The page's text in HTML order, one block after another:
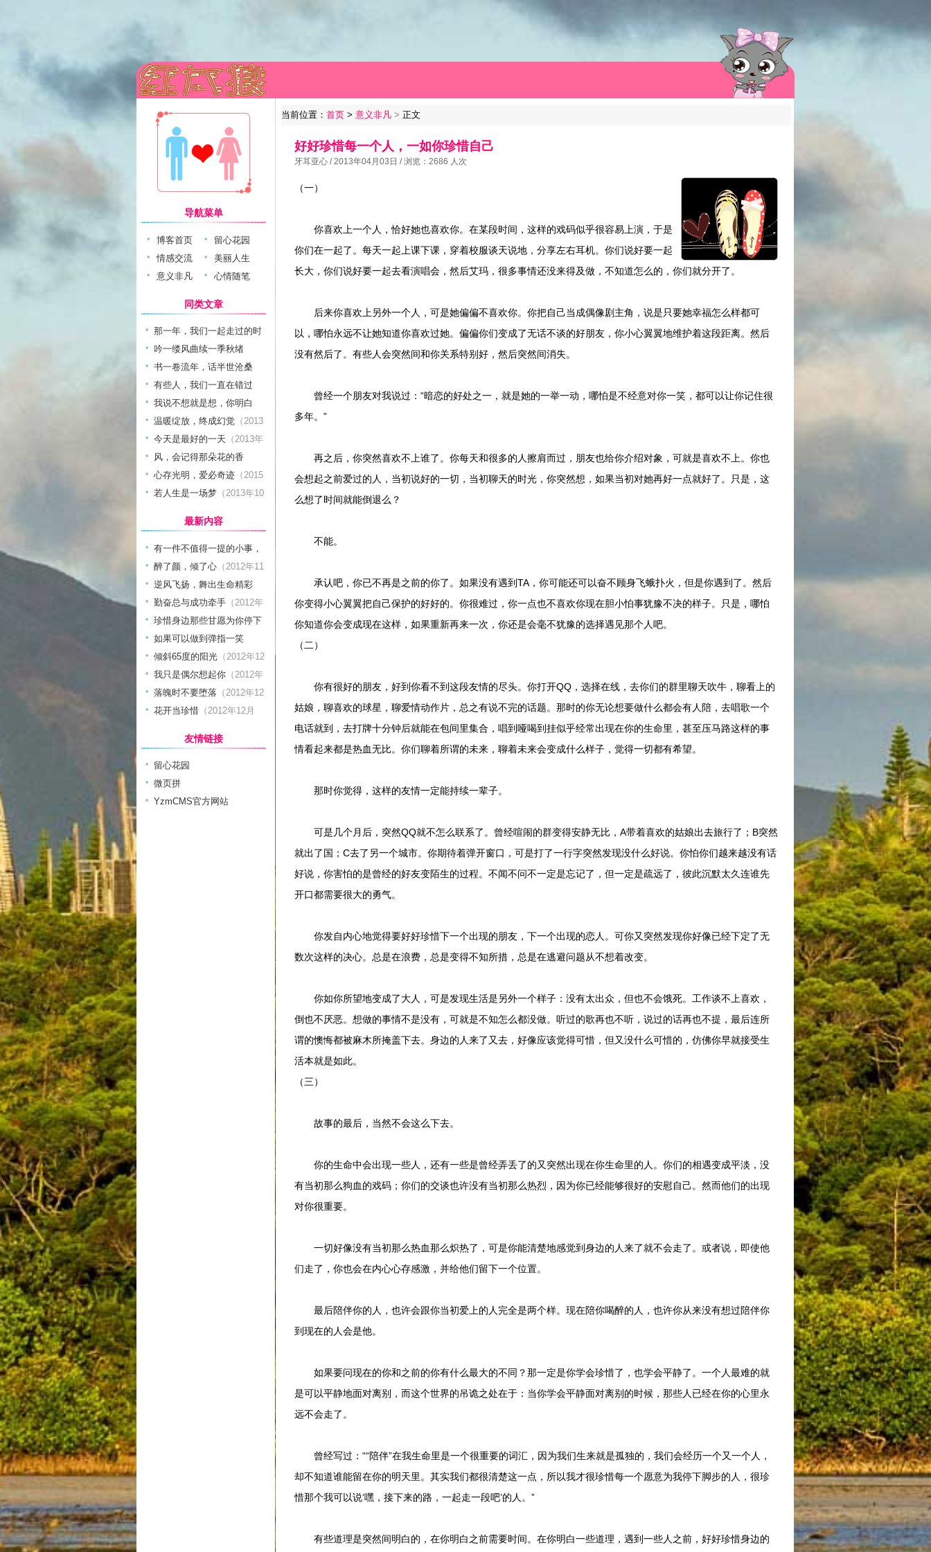
导航菜单
博客首页
留心花园
情感交流
美丽人生
意义非凡
心情随笔
同类文章
那一年，我们一起走过的时
光（2013年03月日）
吟一缕风曲续一季秋绪
（2014年11月日）
书一卷流年，话半世沧桑
（2014年11月日）
有些人，我们一直在错过
（2014年11月日）
我说不想就是想，你明白
吗？（2014年01月日）
温暖绽放，终成幻觉 （2013
年03月日）
今天是最好的一天 （2013年
03月日）
风，会记得那朵花的香
（2014年06月日）
心存光明，爱必奇迹 （2015
年10月日）
若人生是一场梦 （2013年10
最新内容
有一件不值得一提的小事，
叫做爱情 （2012年11月日）
醉了颜，倾了心 （2012年11
月日）
逆风飞扬，舞出生命精彩
（2012年11月日）
勤奋总与成功牵手 （2012年
11月日）
珍惜身边那些甘愿为你停下
脚步的人（2012年11月日）
如果可以做到弹指一笑
（2012年11月日）
倾斜65度的阳光 （2012年12
月日）
我只是偶尔想起你 （2012年
12月日）
落魄时不要堕落 （2012年12
月日）
花开当珍惜 （2012年12月
友情链接
留心花园
微页拼
YzmCMS官方网站
当前位置： 首页 > 意义非凡 > 正文
好好珍惜每一个人，一如你珍惜自己
牙耳亚心 / 2013年04月03日 / 浏览：2686 人次
（一）
你喜欢上一个人，恰好她也喜欢你。在某段时间，这样的戏码似乎很容易上演，于是
你们在一起了。每天一起上课下课，穿着校服谈天说地，分享左右耳机。你们说好要一起
长大，你们说好要一起去看演唱会，然后艾玛，很多事情还没来得及做，不知道怎么的，你们就分开了。
后来你喜欢上另外一个人，可是她偏偏不喜欢你。你把自己当成偶像剧主角，说是只要她幸福怎么样都可
以，哪怕永远不让她知道你喜欢过她。偏偏你们变成了无话不谈的好朋友，你小心翼翼地维护着这段距离。然后
没有然后了。有些人会突然间和你关系特别好，然后突然间消失。
曾经一个朋友对我说过：“暗恋的好处之一，就是她的一举一动，哪怕是不经意对你一笑，都可以让你记住很
多年。”
再之后，你突然喜欢不上谁了。你每天和很多的人擦肩而过，朋友也给你介绍对象，可就是喜欢不上。你也
会想起之前爱过的人，当初说好的一切，当初聊天的时光，你突然想，如果当初对她再好一点就好了。只是，这
么想了时间就能倒退么？
不能。
承认吧，你已不再是之前的你了。如果没有遇到TA，你可能还可以奋不顾身飞蛾扑火，但是你遇到了。然后
你变得小心翼翼把自己保护的好好的。你很难过，你一点也不喜欢你现在胆小怕事犹豫不决的样子。只是，哪怕
你知道你会变成现在这样，如果重新再来一次，你还是会毫不犹豫的选择遇见那个人吧。
（二）
你有很好的朋友，好到你看不到这段友情的尽头。你打开QQ，选择在线，去你们的群里聊天吹牛，聊看上的
姑娘，聊喜欢的球星，聊爱情动作片，总之有说不完的话题。那时的你无论想要做什么都会有人陪，去唱歌一个
电话就到，去打牌十分钟后就能在包间里集合，唱到哑喝到挂似乎经常出现在你的生命里，甚至压马路这样的事
情看起来都是热血无比。你们聊着所谓的未来，聊着未来会变成什么样子，觉得一切都有希望。
那时你觉得，这样的友情一定能持续一辈子。
可是几个月后，突然QQ就不怎么联系了。曾经喧闹的群变得安静无比，A带着喜欢的姑娘出去旅行了；B突然
就出了国；C去了另一个城市。你期待着弹开窗口，可是打了一行字突然发现没什么好说。你怕你们越来越没有话
好说，你害怕的是曾经的好友变陌生的过程。不闻不问不一定是忘记了，但一定是疏远了，彼此沉默太久连谁先
开口都需要很大的勇气。
你发自内心地觉得要好好珍惜下一个出现的朋友，下一个出现的恋人。可你又突然发现你好像已经下定了无
数次这样的决心。总是在浪费，总是变得不知所措，总是在逃避问题从不想着改变。
你如你所望地变成了大人，可是发现生活是另外一个样子：没有太出众，但也不会饿死。工作谈不上喜欢，
倒也不厌恶。想做的事情不是没有，可就是不知怎么都没做。听过的歌再也不听，说过的话再也不提，最后连所
谓的懊悔都被麻木所掩盖下去。身边的人来了又去，好像应该觉得可惜，但又没什么可惜的，仿佛你早就接受生
活本就是如此。
（三）
故事的最后，当然不会这么下去。
你的生命中会出现一些人，还有一些是曾经弄丢了的又突然出现在你生命里的人。你们的相遇变成平淡，没
有当初那么狗血的戏码；你们的交谈也许没有当初那么热烈，因为你已经能够很好的安慰自己。然而他们的出现
对你很重要。
一切好像没有当初那么热血那么炽热了，可是你能清楚地感觉到身边的人来了就不会走了。或者说，即使他
们走了，你也会在内心心存感激，并给他们留下一个位置。
最后陪伴你的人，也许会跟你当初爱上的人完全是两个样。现在陪你喝醉的人，也许你从来没有想过陪伴你
到现在的人会是他。
如果要问现在的你和之前的你有什么最大的不同？那一定是你学会珍惜了，也学会平静了。一个人最难的就
是可以平静地面对离别，而这个世界的吊诡之处在于：当你学会平静面对离别的时候，那些人已经在你的心里永
远不会走了。
曾经写过：““陪伴”在我生命里是一个很重要的词汇，因为我们生来就是孤独的，我们会经历一个又一个人，
却不知道谁能留在你的明天里。其实我们都很清楚这一点，所以我才很珍惜每一个愿意为我停下脚步的人，很珍
惜那个我可以说‘嘿，接下来的路，一起走一段吧’的人。”
有些道理是突然间明白的，在你明白之前需要时间。在你明白一些道理，遇到一些人之前，好好珍惜身边的